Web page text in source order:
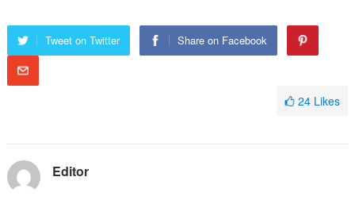
Tweet on Twitter Share on Facebook
24 Likes
Editor